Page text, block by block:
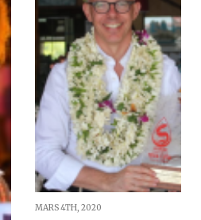
MARS 4TH, 2020